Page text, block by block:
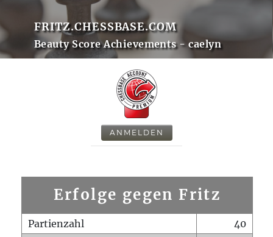
FRITZ.CHESSBASE.COM
Beauty Score Achievements - caelyn
ANMELDEN
Erfolge gegen Fritz
Partienzahl
40